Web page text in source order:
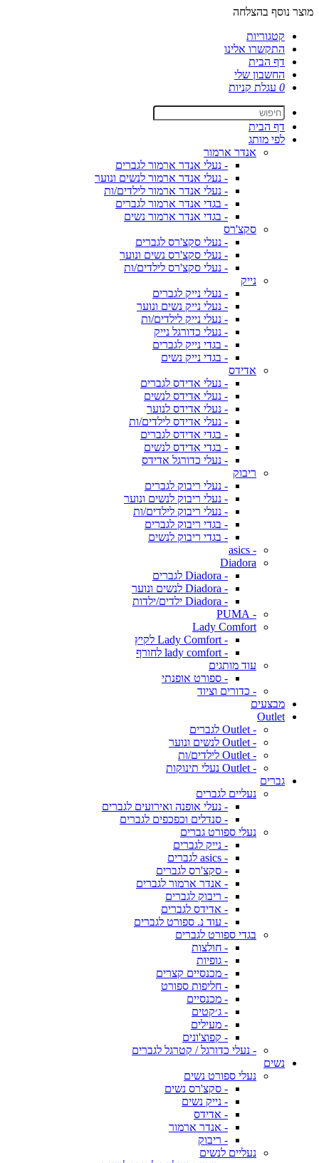
מוצר נוסף בהצלחה
קטגוריות
התקשרו אלינו
דף הבית
החשבון שלי
0 עגלת קניות
דף הבית
לפי מותג
אנדר ארמור
- נעלי אנדר ארמור לגברים
- נעלי אנדר ארמור לנשים ונוער
- נעלי אנדר ארמור לילדים/ות
- בגדי אנדר ארמור לגברים
- בגדי אנדר ארמור נשים
סקצ'רס
- נעלי סקצ'רס לגברים
- נעלי סקצ'רס נשים ונוער
- נעלי סקצ'רס לילדים/ות
נייק
- נעלי נייק לגברים
- נעלי נייק נשים ונוער
- נעלי נייק לילדים/ות
- נעלי כדורגל נייק
- בגדי נייק לגברים
- בגדי נייק נשים
אדידס
- נעלי אדידס לגברים
- נעלי אדידס לנשים
- נעלי אדידס לנוער
- נעלי אדידס לילדים/ות
- בגדי אדידס לגברים
- בגדי אדידס לנשים
- נעלי כדורגל אדידס
ריבוק
- נעלי ריבוק לגברים
- נעלי ריבוק לנשים ונוער
- נעלי ריבוק לילדים/ות
- בגדי ריבוק לגברים
- בגדי ריבוק לנשים
- asics
Diadora
- Diadora לגברים
- Diadora לנשים ונוער
- Diadora ילדים/ילדות
- PUMA
Lady Comfort
- Lady Comfort לקיץ
- lady comfort לחורף
עוד מותגים
- ספורט אופנתי
- כדורים וציוד
מבצעים
Outlet
- Outlet לגברים
- Outlet לנשים ונוער
- Outlet לילדים/ות
- Outlet נעלי תינוקות
גברים
נעליים לגברים
- נעלי אופנה ואירועים לגברים
- סנדלים וכפכפים לגברים
נעלי ספורט גברים
- נייק לגברים
- asics לגברים
- סקצ'רס לגברים
- אנדר ארמור לגברים
- ריבוק לגברים
- אדידס לגברים
- עוד נ. ספורט לגברים
בגדי ספורט לגברים
- חולצות
- גופיות
- מכנסיים קצרים
- חליפות ספורט
- מכנסיים
- ג׳קטים
- מעילים
- קפוצ'ונים
- נעלי כדורגל / קטרגל לגברים
נשים
נעלי ספורט נשים
- סקצ'רס נשים
- נייק נשים
- אדידס
- אנדר ארמור
- ריבוק
נעליים לנשים